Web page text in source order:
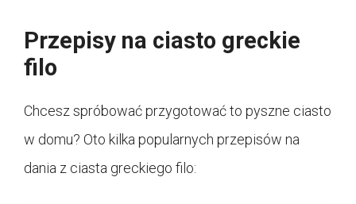
Przepisy na ciasto greckie
filo
Chcesz spróbować przygotować to pyszne ciasto
w domu? Oto kilka popularnych przepisów na
dania z ciasta greckiego filo: